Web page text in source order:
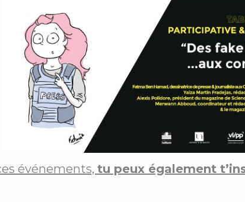
événements, tu peux également